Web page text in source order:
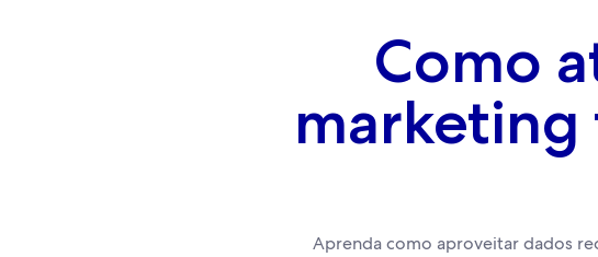
Como
marketing
Aprenda como aproveitar dados